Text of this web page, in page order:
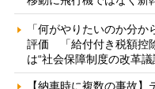
「何がやりたいのか分
評価 「給付付き税額控
は“社会保障制度の改革議
【納車時に複数の事故】